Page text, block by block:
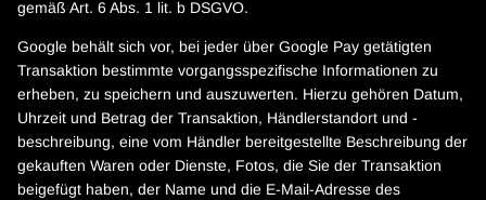
gemäß Art. 6 Abs. 1 lit. b DSGVO.
Google behält sich vor, bei jeder über Google Pay getätigten
Transaktion bestimmte vorgangsspezifische Informationen zu
erheben, zu speichern und auszuwerten. Hierzu gehören Datum,
Uhrzeit und Betrag der Transaktion, Händlerstandort und -
beschreibung, eine vom Händler bereitgestellte Beschreibung der
gekauften Waren oder Dienste, Fotos, die Sie der Transaktion
beigefügt haben, der Name und die E-Mail-Adresse des